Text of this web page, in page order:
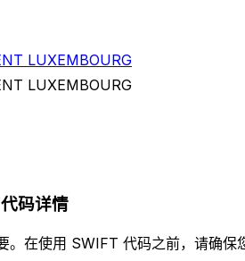
LUXEMBOURG
LUXEMBOURG
码详情
。在使用 SWIFT 代码之前，请确保